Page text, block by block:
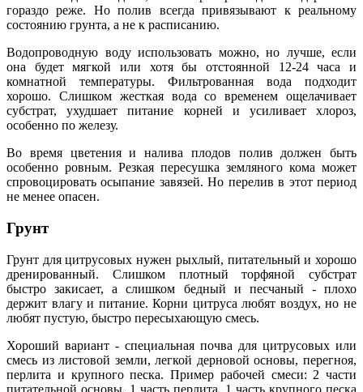
гораздо реже. Но полив всегда привязывают к реальному
состоянию грунта, а не к расписанию.
Водопроводную воду использовать можно, но лучше, если
она будет мягкой или хотя бы отстоянной 12-24 часа и
комнатной температуры. Фильтрованная вода подходит
хорошо. Слишком жесткая вода со временем ощелачивает
субстрат, ухудшает питание корней и усиливает хлороз,
особенно по железу.
Во время цветения и налива плодов полив должен быть
особенно ровным. Резкая пересушка земляного кома может
спровоцировать осыпание завязей. Но перелив в этот период
не менее опасен.
Грунт
Грунт для цитрусовых нужен рыхлый, питательный и хорошо
дренированный. Слишком плотный торфяной субстрат
быстро закисает, а слишком бедный и песчаный - плохо
держит влагу и питание. Корни цитруса любят воздух, но не
любят пустую, быстро пересыхающую смесь.
Хороший вариант - специальная почва для цитрусовых или
смесь из листовой земли, легкой дерновой основы, перегноя,
перлита и крупного песка. Пример рабочей смеси: 2 части
питательной основы, 1 часть перлита, 1 часть крупного песка